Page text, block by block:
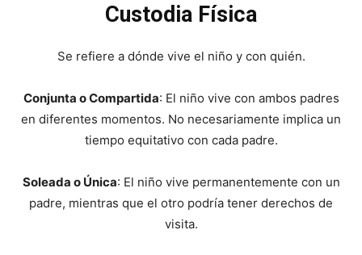
Custodia Física
Se refiere a dónde vive el niño y con quién.
Conjunta o Compartida: El niño vive con ambos padres
en diferentes momentos. No necesariamente implica un
tiempo equitativo con cada padre.
Soleada o Única: El niño vive permanentemente con un
padre, mientras que el otro podría tener derechos de
visita.